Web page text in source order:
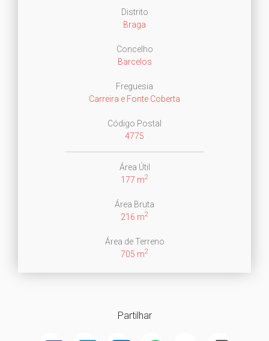
Distrito
Braga
Concelho
Barcelos
Freguesia
Carreira e Fonte Coberta
Código Postal
4775
Área Útil
177 m2
Área Bruta
216 m2
Área de Terreno
705 m2
Partilhar